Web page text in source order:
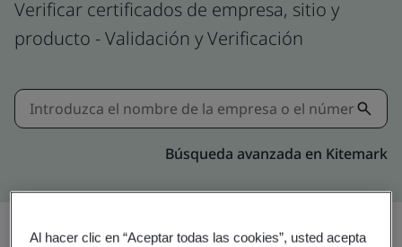
Verificar certificados de empresa, sitio y
producto - Validación y Verificación
Búsqueda avanzada en Kitemark
Al hacer clic en “Aceptar todas las cookies”, usted acepta